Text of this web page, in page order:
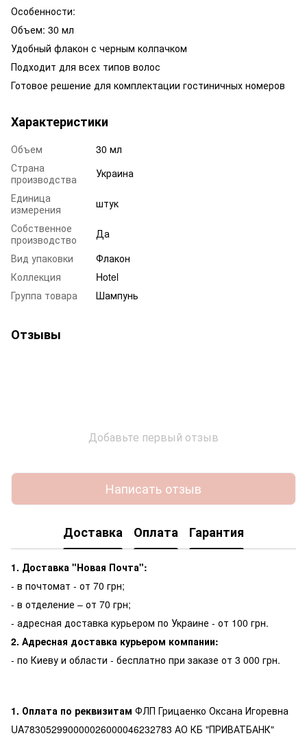
Особенности:
Объем: 30 мл
Удобный флакон с черным колпачком
Подходит для всех типов волос
Готовое решение для комплектации гостиничных номеров
Характеристики
Объем
30 мл
Страна
производства
Украина
Единица
измерения
штук
Собственное
производство
Да
Вид упаковки
Флакон
Коллекция
Hotel
Группа товара
Шампунь
Отзывы
Добавьте первый отзыв
Написать отзыв
Доставка Оплата Гарантия
1. Доставка "Новая Почта":
- в почтомат - от 70 грн;
- в отделение – от 70 грн;
- адресная доставка курьером по Украине - от 100 грн.
2. Адресная доставка курьером компании:
- по Киеву и области - бесплатно при заказе от 3 000 грн.
1. Оплата по реквизитам ФЛП Грицаенко Оксана Игоревна
UA783052990000026000046232783 АО КБ "ПРИВАТБАНК"